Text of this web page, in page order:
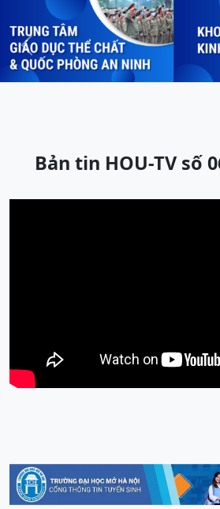
Previous
Bản tin HOU-TV số